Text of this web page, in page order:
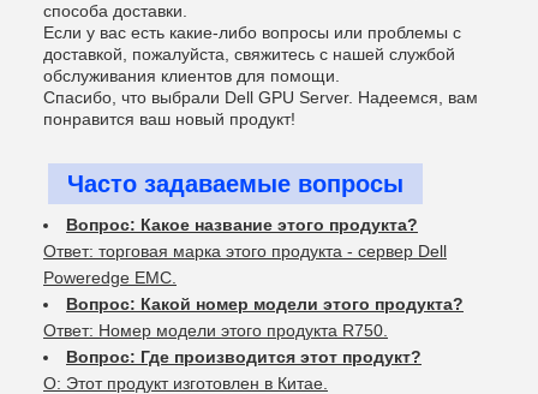
способа доставки.
Если у вас есть какие-либо вопросы или проблемы с
доставкой, пожалуйста, свяжитесь с нашей службой
обслуживания клиентов для помощи.
Спасибо, что выбрали Dell GPU Server. Надеемся, вам
понравится ваш новый продукт!
Часто задаваемые вопросы
Вопрос: Какое название этого продукта?
Ответ: торговая марка этого продукта - сервер Dell
Poweredge EMC.
Вопрос: Какой номер модели этого продукта?
Ответ: Номер модели этого продукта R750.
Вопрос: Где производится этот продукт?
О: Этот продукт изготовлен в Китае.